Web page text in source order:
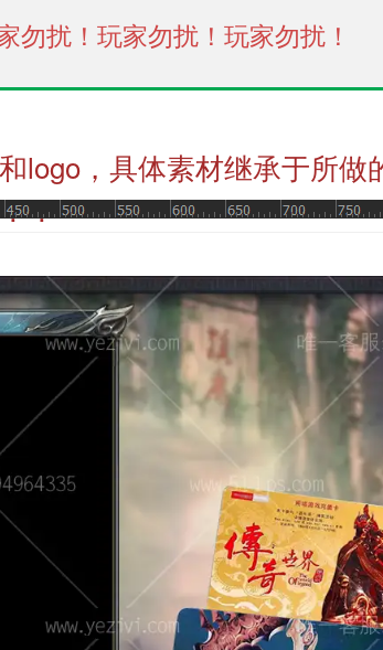
勿扰！玩家勿扰！玩家勿扰！
logo，具体素材继承于所
！